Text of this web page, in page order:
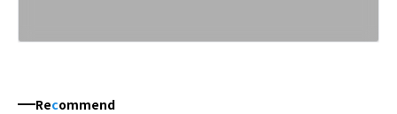
Recommend